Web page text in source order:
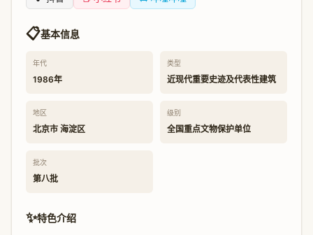
📋基本信息
年代
1986年
类型
近现代重要史迹及代表性建筑
地区
北京市 海淀区
级别
全国重点文物保护单位
批次
第八批
✨特色介绍